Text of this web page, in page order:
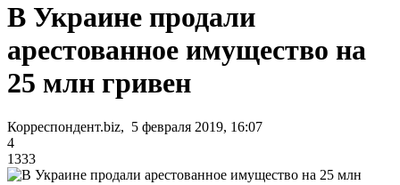
В Украине продали
арестованное имущество на
25 млн гривен
Корреспондент.biz, 5 февраля 2019, 16:07
4
1333